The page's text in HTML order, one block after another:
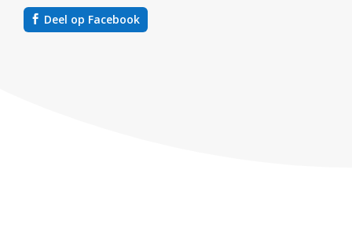
Deel op Facebook